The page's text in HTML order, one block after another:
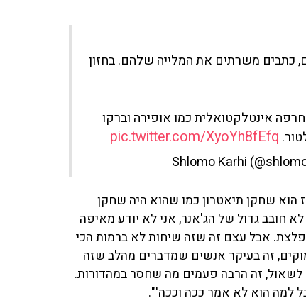
כתבים משרתים את המלייה שלהם. בחזון
אינטלקטואלית כמו אופירה וברקו
pic.twitter.com/XyoYh8fEfq
שחקן תיאטרון כמו שהוא היה שחקן
חובב גדול של הג'אנר, אני לא יודע מאיפה
אבל עצם זה שזה שיחות לא ברמות הכי
זה בעיקר אנשים שמדברים מהלב שזה
זה הרבה פעמים מה שחסר במהדורות.
למה הוא לא אמר ככה וככה'".